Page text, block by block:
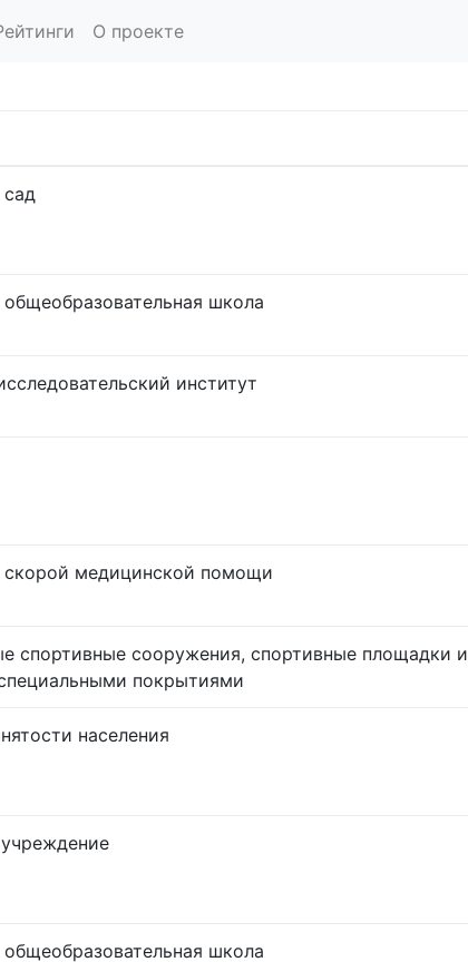
О проекте
школа
институт
скорой медицинской помощи
спортивные сооружения, спортивные площадки и
покрытиями
населения
школа